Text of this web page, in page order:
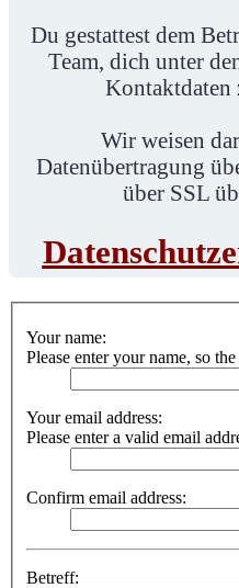
Du gestattest dem
Team, dich unter
Kontaktdaten
Wir weisen
Datenübertragung
über SSL
Your name:
Please enter your name, so
Your email address:
Please enter a valid email
Confirm email address:
Betreff: